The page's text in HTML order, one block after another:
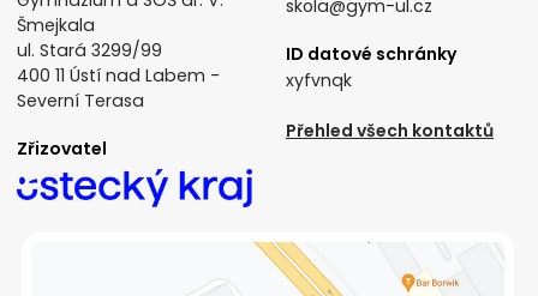
Šmejkala
ul. Stará 3299/99
400 11 Ústí nad Labem -
Severní Terasa
Zřizovatel
skola@gym-ul.cz
ID datové schránky
xyfvnqk
Přehled všech kontaktů